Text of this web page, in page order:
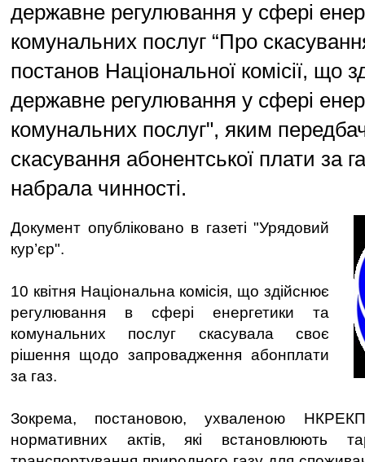
державне регулювання у сфері
комунальних послуг “Про
постанов Національної комісії, що
державне регулювання у сфері
комунальних послуг", яким
скасування абонентської плати за
набрала чинності.
Документ опубліковано в газеті "Урядовий
кур’єр".
10 квітня Національна комісія, що здійснює
регулювання в сфері енергетики та
комунальних послуг скасувала своє
рішення щодо запровадження абонплати
за газ.
Зокрема, постановою, ухваленою
нормативних актів, які встановлюють